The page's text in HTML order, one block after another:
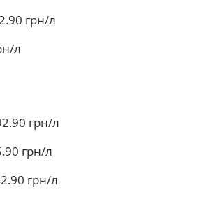
грн/л
л
грн/л
грн/л
грн/л